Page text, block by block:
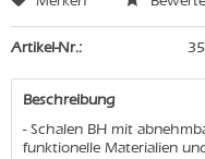
Artikel-Nr.:
Beschreibung
- Schalen BH mit
funktionelle Materialien